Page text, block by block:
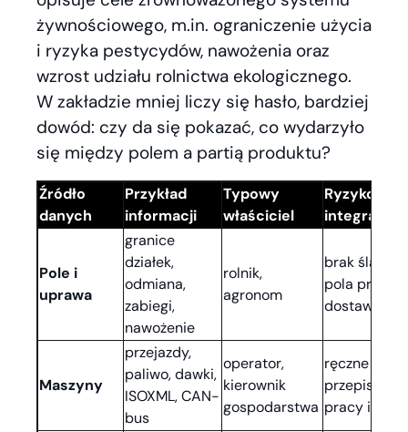
żywnościowego, m.in. ograniczenie użycia
i ryzyka pestycydów, nawożenia oraz
wzrost udziału rolnictwa ekologicznego.
W zakładzie mniej liczy się hasło, bardziej
dowód: czy da się pokazać, co wydarzyło
się między polem a partią produktu?
Źródło
danych
Przykład
informacji
Typowy
właściciel
Ryzyko bez
integracji
Pole i
uprawa
granice
działek,
odmiana,
zabiegi,
nawożenie
rolnik,
agronom
brak śladu
pola przy
dostawie
Maszyny
przejazdy,
paliwo, dawki,
ISOXML, CAN-
bus
operator,
kierownik
gospodarstwa
ręczne
pracy i